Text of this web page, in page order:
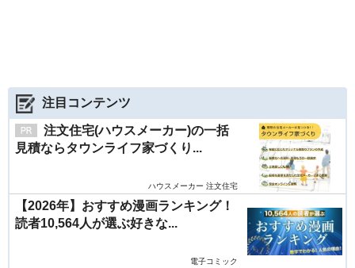
注目コンテンツ
注文住宅(ハウスメーカー)の一括
見積ならタウンライフ家づくり...
ハウスメーカー 注文住宅
【2026年】おすすめ漫画ランキング！
読者10,564人が選ぶ好きな...
電子コミック